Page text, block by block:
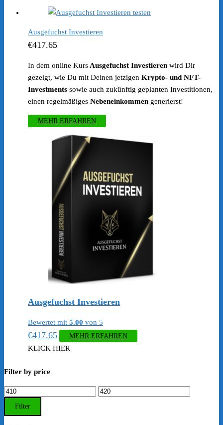
Ausgefuchst Investieren
€417.65
In dem online KursAusgefuchst Investieren wird Dir
gezeigt, wie Du mit Deinen jetzigen Krypto- und NFT-
Investments sowie auch zukünftig geplanten Investitionen,
einen regelmäßiges Nebeneinkommen generierst!
MEHR ERFAHREN
Ausgefuchst Investieren
Bewertet mit 5.00 von 5
€417.65 MEHR ERFAHREN
KLICK HIER
Filter by price
Min.
Preis
Max.
Filter